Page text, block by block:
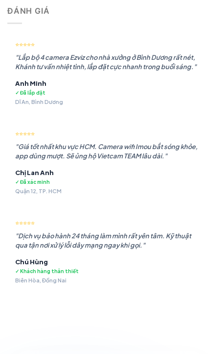
ĐÁNH GIÁ
⭐⭐⭐⭐⭐
"Lắp bộ 4 camera Ezviz cho nhà xưởng ở Bình Dương rất nét,
Khánh tư vấn nhiệt tình, lắp đặt cực nhanh trong buổi sáng."
Anh Minh
✓ Đã lắp đặt
Dĩ An, Bình Dương
⭐⭐⭐⭐⭐
"Giá tốt nhất khu vực HCM. Camera wifi Imou bắt sóng khỏe,
app dùng mượt. Sẽ ủng hộ Vietcam TEAM lâu dài."
Chị Lan Anh
✓ Đã xác minh
Quận 12, TP. HCM
⭐⭐⭐⭐⭐
"Dịch vụ bảo hành 24 tháng làm mình rất yên tâm. Kỹ thuật
qua tận nơi xử lý lỗi dây mạng ngay khi gọi."
Chú Hùng
✓ Khách hàng thân thiết
Biên Hòa, Đồng Nai